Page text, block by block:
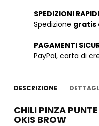
SPEDIZIONI
Spedizione gratis
PAGAMENTI
PayPal, carta di
DESCRIZIONE
CHILI PINZA
OKIS BROW